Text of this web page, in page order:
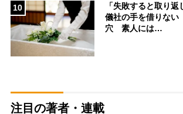
10
「失敗すると取り
儀社の手を借りない
穴 素人には…
注目の著者・連載